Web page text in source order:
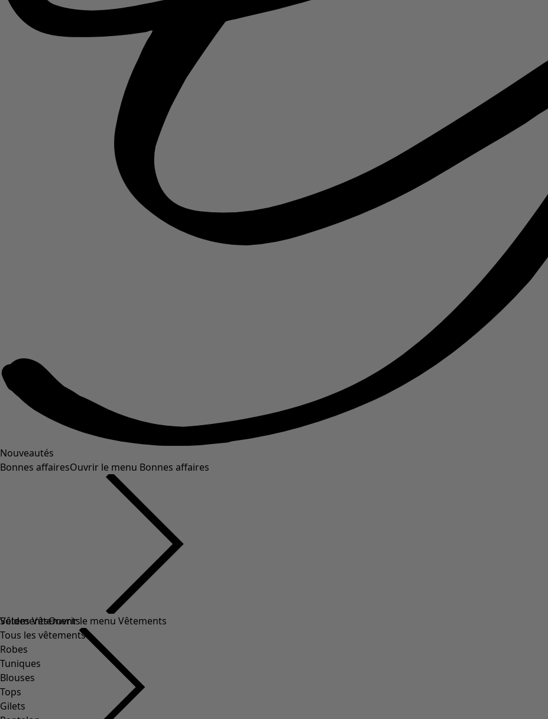
Nouveautés
Bonnes affairesOuvrir le menu Bonnes affaires
Soldes Vêtements
Tous les vêtements
Robes
Tuniques
Blouses
Tops
Gilets
VêtementsOuvrir le menu Vêtements